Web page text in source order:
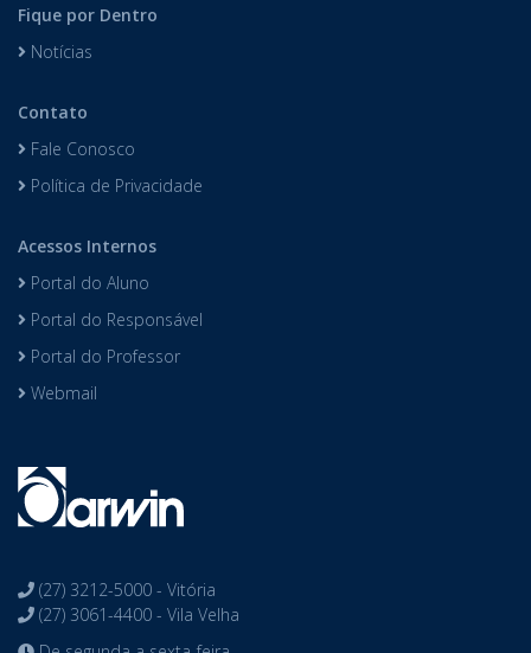
Fique por Dentro
Notícias
Contato
Fale Conosco
Política de Privacidade
Acessos Internos
Portal do Aluno
Portal do Responsável
Portal do Professor
Webmail
(27) 3212-5000 - Vitória
(27) 3061-4400 - Vila Velha